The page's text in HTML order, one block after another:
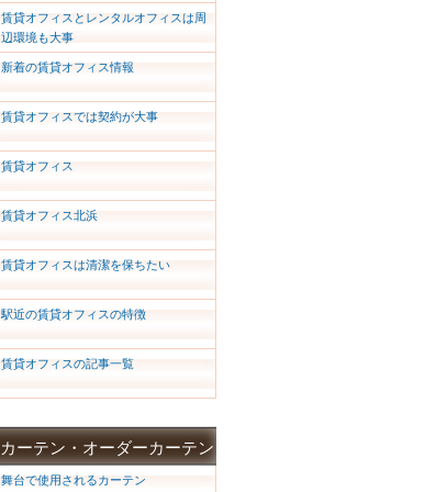
賃貸オフィスとレンタルオフィスは周
辺環境も大事
新着の賃貸オフィス情報
賃貸オフィスでは契約が大事
賃貸オフィス
賃貸オフィス北浜
賃貸オフィスは清潔を保ちたい
駅近の賃貸オフィスの特徴
賃貸オフィスの記事一覧
カーテン・オーダーカーテン
舞台で使用されるカーテン